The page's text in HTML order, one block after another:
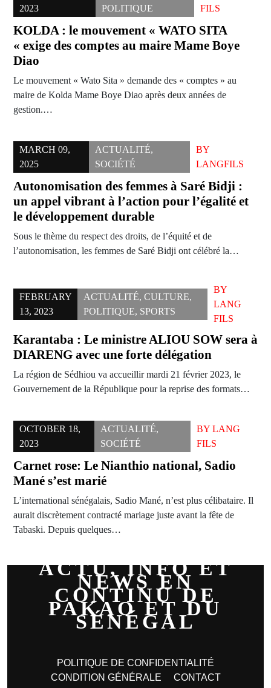
2023
POLITIQUE
FILS
KOLDA : le mouvement « WATO SITA
« exige des comptes au maire Mame Boye
Diao
Le mouvement « Wato Sita » demande des « comptes » au
maire de Kolda Mame Boye Diao après deux années de
gestion.…
MARCH 09,
2025
ACTUALITÉ,
SOCIÉTÉ
BY
LANGFILS
Autonomisation des femmes à Saré Bidji :
un appel vibrant à l’action pour l’égalité et
le développement durable
Sous le thème du respect des droits, de l’équité et de
l’autonomisation, les femmes de Saré Bidji ont célébré la…
FEBRUARY
13, 2023
ACTUALITÉ, CULTURE,
POLITIQUE, SPORTS
BY
LANG
FILS
Karantaba : Le ministre ALIOU SOW sera à
DIARENG avec une forte délégation
La région de Sédhiou va accueillir mardi 21 février 2023, le
Gouvernement de la République pour la reprise des formats…
OCTOBER 18,
2023
ACTUALITÉ,
SOCIÉTÉ
BYLANG
FILS
Carnet rose: Le Nianthio national, Sadio
Mané s’est marié
L’international sénégalais, Sadio Mané, n’est plus célibataire. Il
aurait discrètement contracté mariage juste avant la fête de
Tabaski. Depuis quelques…
ACTU, INFO ET
NEWS EN
CONTINU DE
PAKAO ET DU
SÉNÉGAL
POLITIQUE DE CONFIDENTIALITÉ
CONDITION GÉNÉRALE
CONTACT